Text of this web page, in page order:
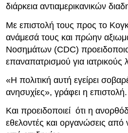
διάρκεια αντιαμερικανικών
Με επιστολή τους προς το
ανάμεσά τους και πρώην
Νοσημάτων (CDC)
επαναπατρισμού για ιατρικούς
«Η πολιτική αυτή εγείρει
ανησυχίες», γράφει η επιστολή.
Και προειδοποιεί ότι η
εθελοντές και οργανώσεις